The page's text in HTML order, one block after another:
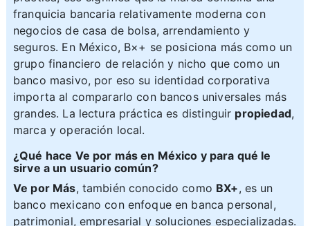
franquicia bancaria relativamente moderna con
negocios de casa de bolsa, arrendamiento y
seguros. En México, B×+ se posiciona más como un
grupo financiero de relación y nicho que como un
banco masivo, por eso su identidad corporativa
importa al compararlo con bancos universales más
grandes. La lectura práctica es distinguir propiedad,
marca y operación local.
¿Qué hace Ve por más en México y para qué le
sirve a un usuario común?
Ve por Más, también conocido como BX+, es un
banco mexicano con enfoque en banca personal,
patrimonial, empresarial y soluciones especializadas.